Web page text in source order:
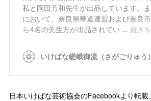
日本いけばな芸術協会のFacebookより転載。